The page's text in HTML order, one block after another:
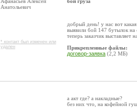
Анатольевич
* контакт был изменен или
удален
добрый день! у нас вот
выявили бой 147 бутылок
теперь заказчик
Прикрепленные файлы:
договор-заявка (2,2 МБ)
а акт где? а накладные?
без них что, на кофейной